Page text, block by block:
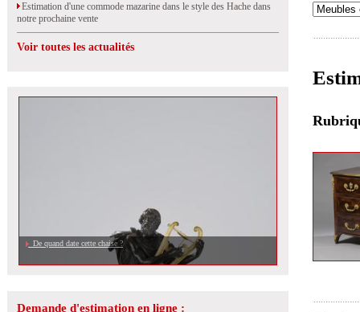
Estimation d'une commode mazarine dans le style des Hache dans
notre prochaine vente
Voir toutes les actualités
De quand date cette chaise ?
Demande d'estimation en ligne :